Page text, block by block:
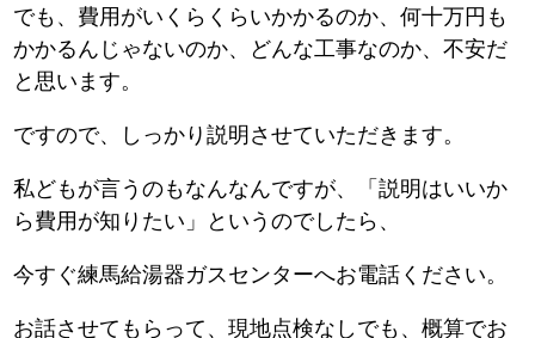
でも、費用がいくらくらいかかるのか、何十万円も
かかるんじゃないのか、どんな工事なのか、不安だ
と思います。
ですので、しっかり説明させていただきます。
私どもが言うのもなんなんですが、「説明はいいか
ら費用が知りたい」というのでしたら、
今すぐ練馬給湯器ガスセンターへお電話ください。
お話させてもらって、現地点検なしでも、概算でお